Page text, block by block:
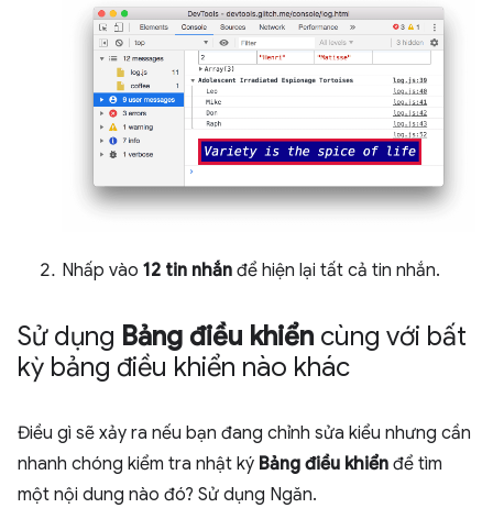
Nhấp vào 12 tin nhắn để hiện lại tất cả tin nhắn.
Sử dụng Bảng điều khiển cùng với bất
kỳ bảng điều khiển nào khác
Điều gì sẽ xảy ra nếu bạn đang chỉnh sửa kiểu nhưng cần
nhanh chóng kiểm tra nhật ký Bảng điều khiển để tìm
một nội dung nào đó? Sử dụng Ngăn.